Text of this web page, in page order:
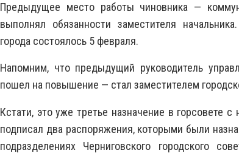
Предыдущее место работы чиновника —
выполнял обязанности заместителя
города состоялось 5 февраля.
Напомним, что предыдущий руководитель
пошел на повышение — стал заместителем
Кстати, это уже третье назначение в горсовете
подписал два распоряжения, которыми были
подразделениях Черниговского городского